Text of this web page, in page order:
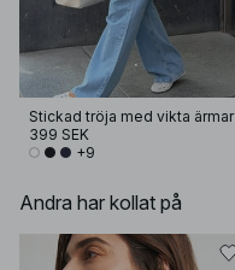
Stickad tröja med vikta ärmar
399 SEK
+9
Andra har kollat på